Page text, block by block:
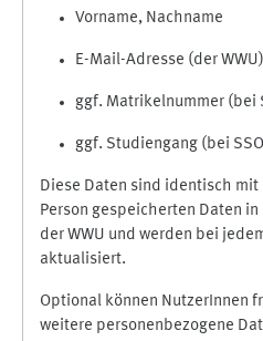
Vorname, Nachname
E-Mail-Adresse (der WWU)
ggf. Matrikelnummer (bei
ggf. Studiengang (bei
Diese Daten sind identisch mit
Person gespeicherten Daten
der WWU und werden bei
aktualisiert.
Optional können NutzerInnen
weitere personenbezogene